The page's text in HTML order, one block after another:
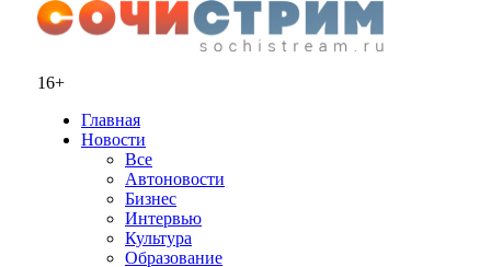
16+
Главная
Новости
Все
Автоновости
Бизнес
Интервью
Культура
Образование